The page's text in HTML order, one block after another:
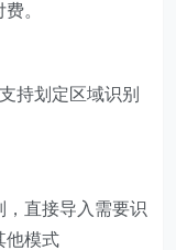
。
持划定区域识别
直接导入需要识
他模式